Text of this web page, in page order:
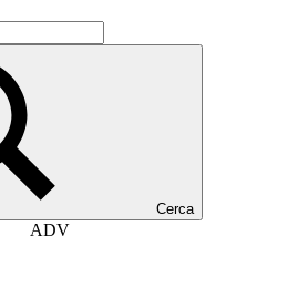
Cerca
ADV